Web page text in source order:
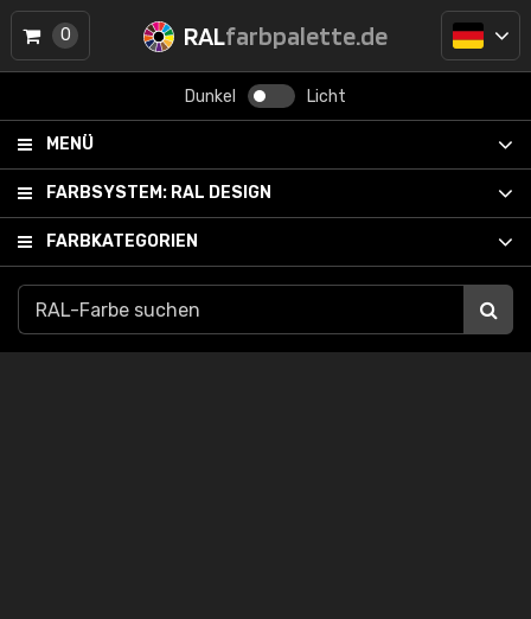
RALfarbpalette.de
Dunkel Licht
MENÜ
FARBSYSTEM: RAL DESIGN
FARBKATEGORIEN
0